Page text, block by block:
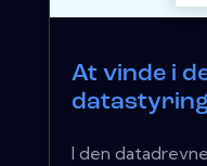
At vinde i
datastyring
I den